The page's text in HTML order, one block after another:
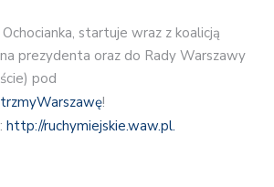
startuje wraz z koalicją
prezydenta oraz do Rady Warszawy
pod
!
http://ruchymiejskie.waw.pl.